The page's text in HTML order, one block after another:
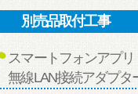
別売品取付工事
スマートフォンアプリ
無線LAN接続アダプタ